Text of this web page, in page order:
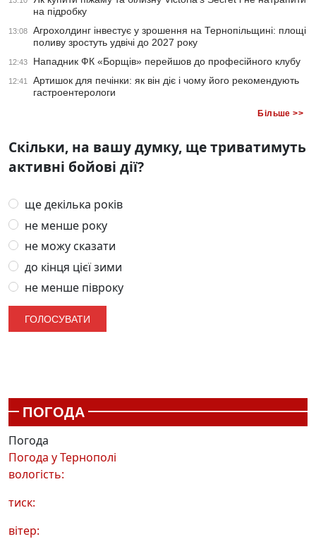
на підробку
13:08
Агрохолдинг інвестує у зрошення на Тернопільщині: площі
поливу зростуть удвічі до 2027 року
12:43 Нападник ФК «Борщів» перейшов до професійного клубу
12:41
Артишок для печінки: як він діє і чому його рекомендують
гастроентерологи
Більше >>
Скільки, на вашу думку, ще триватимуть
активні бойові дії?
ще декілька років
не менше року
не можу сказати
до кінця цієї зими
не менше півроку
ПОГОДА
Погода
Погода уТернополі
вологість:
тиск:
вітер: